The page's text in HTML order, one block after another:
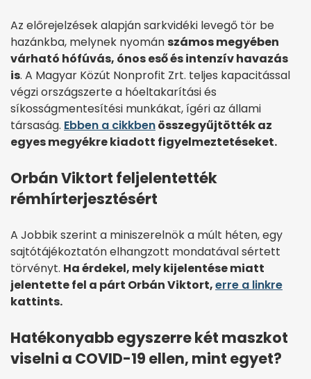
Az előrejelzések alapján sarkvidéki levegő tör be
hazánkba, melynek nyomán számos megyében
várható hófúvás, ónos eső és intenzív havazás
is. A Magyar Közút Nonprofit Zrt. teljes kapacitással
végzi országszerte a hóeltakarítási és
síkosságmentesítési munkákat, ígéri az állami
társaság. Ebben a cikkbenösszegyűjtötték az
egyes megyékre kiadott figyelmeztetéseket.
Orbán Viktort feljelentették
rémhírterjesztésért
A Jobbik szerint a miniszerelnök a múlt héten, egy
sajtótájékoztatón elhangzott mondatával sértett
törvényt. Ha érdekel, mely kijelentése miatt
jelentette fel a párt Orbán Viktort,erre a linkre
kattints.
Hatékonyabb egyszerre két maszkot
viselni a COVID-19 ellen, mint egyet?